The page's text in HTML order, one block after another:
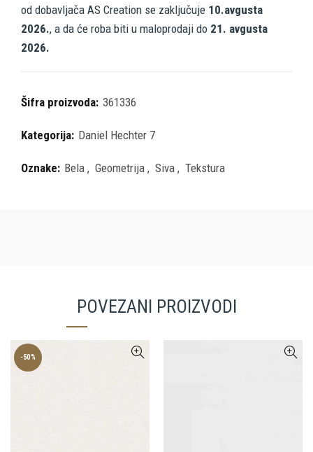
od dobavljača AS Creation se zaključuje 10.avgusta
2026., a da će roba biti u maloprodaji do 21. avgusta
2026.
Šifra proizvoda: 361336
Kategorija: Daniel Hechter 7
Oznake: Bela , Geometrija , Siva , Tekstura
POVEZANI PROIZVODI
-50%